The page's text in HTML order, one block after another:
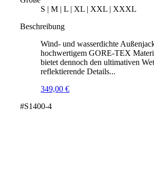
S | M | L | XL | XXL | XXXL
Beschreibung
Wind- und wasserdichte
hochwertigem GORE-TEX
bietet dennoch den ultimativen
reflektierende Details...
349,00€
#S1400-4